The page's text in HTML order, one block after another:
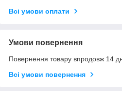
Всі умови оплати
Умови повернення
Повернення товару впродовж 14
Всі умови повернення